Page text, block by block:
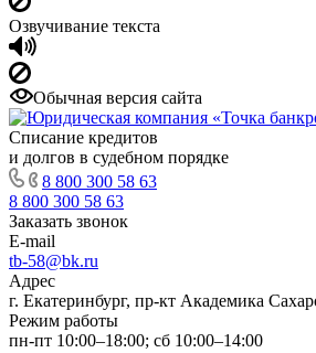
Озвучивание текста
Обычная версия сайта
Списание кредитов
и долгов в судебном порядке
8 800 300 58 63
8 800 300 58 63
Заказать звонок
E-mail
tb-58@bk.ru
Адрес
г. Екатеринбург, пр-кт Академика
Режим работы
пн-пт 10:00–18:00; сб 10:00–14:00